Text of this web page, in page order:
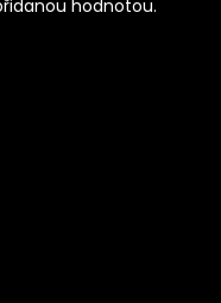
hodnotou.